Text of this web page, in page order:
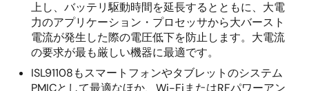
上し、バッテリ駆動時間を延長するとともに、大電
力のアプリケーション・プロセッサから大バースト
電流が発生した際の電圧低下を防止します。大電流
の要求が最も厳しい機器に最適です。
ISL91108もスマートフォンやタブレットのシステム
PMICとして最適なほか、Wi-FiまたはRFパワーアン